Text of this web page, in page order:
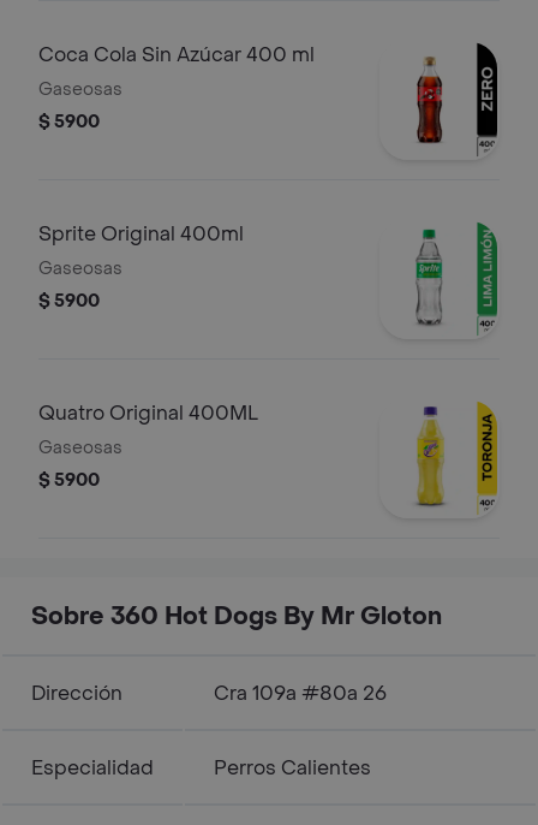
Coca Cola Sin Azúcar 400 ml
Gaseosas
$ 5900
Sprite Original 400ml
Gaseosas
$ 5900
Quatro Original 400ML
Gaseosas
$ 5900
Sobre 360 Hot Dogs By Mr Gloton
Dirección Cra 109a #80a 26
Especialidad Perros Calientes